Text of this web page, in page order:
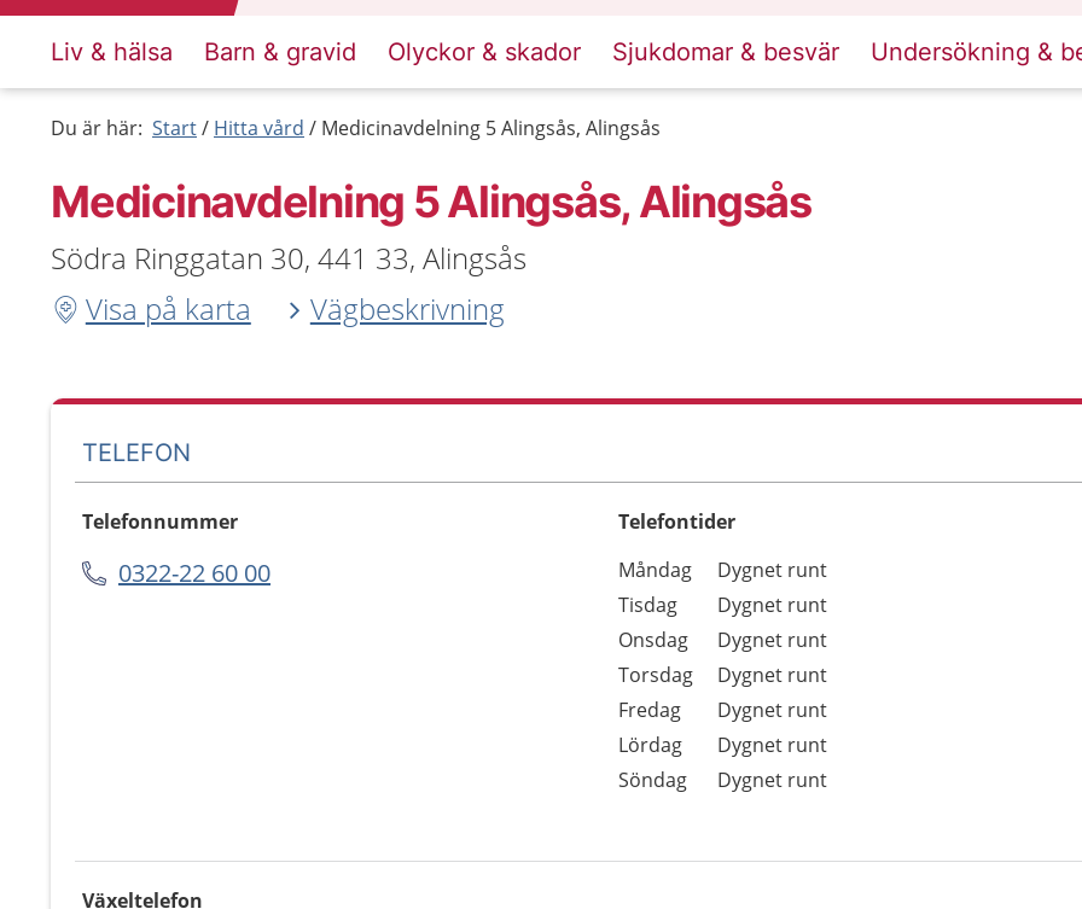
Liv & hälsa Barn & gravid Olyckor & skador Sjukdomar & besvär Undersökning &
Du är här: Start Hitta vård Medicinavdelning 5 Alingsås, Alingsås
Medicinavdelning 5 Alingsås, Alingsås
Södra Ringgatan 30, 441 33, Alingsås
Visa på karta
Vägbeskrivning
TELEFON
Telefonnummer
0322-22 60 00
Telefontider
Dag
Öppettider
Kommentarer
Måndag
Dygnet runt
Tisdag
Dygnet runt
Onsdag
Dygnet runt
Torsdag
Dygnet runt
Fredag
Dygnet runt
Lördag
Dygnet runt
Söndag
Dygnet runt
Växeltelefon